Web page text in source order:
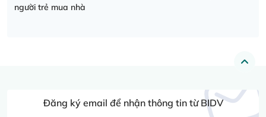
người trẻ mua nhà
Đăng ký email để nhận thông tin từ BIDV